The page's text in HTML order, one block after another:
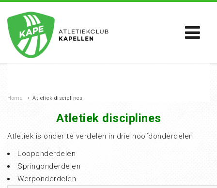
Home › Atletiek disciplines
Atletiek disciplines
Atletiek is onder te verdelen in drie hoofdonderdelen
Looponderdelen
Springonderdelen
Werponderdelen